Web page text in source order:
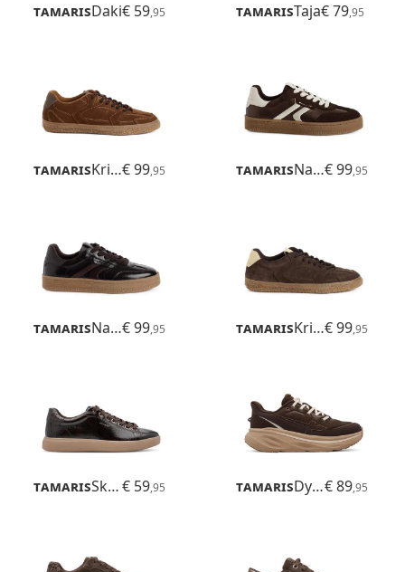
TamarisDaki€ 59,95 TamarisTaja€ 79,95
Tamaris Krista€ 99,95 Tamaris Nakja€ 99,95
Tamaris Nakja€ 99,95 Tamaris Krista€ 99,95
Tamaris Skylar€ 59,95 Tamaris Dynara€ 89,95